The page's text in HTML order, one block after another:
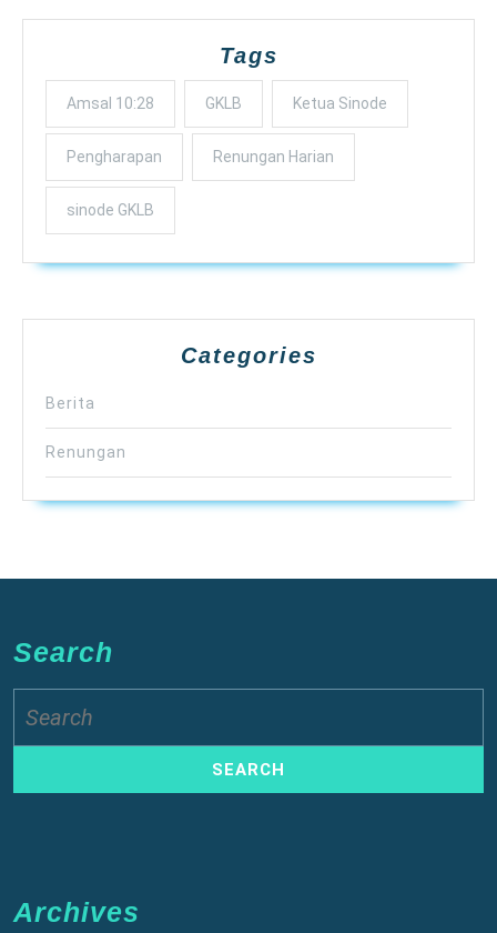
Tags
Amsal 10:28 GKLB Ketua Sinode
Pengharapan Renungan Harian
sinode GKLB
Categories
Berita
Renungan
Search
for:
Archives